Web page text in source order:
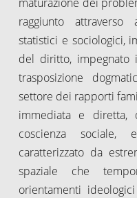
raggiunto
statistici e sociologici,
del diritto,
trasposizione
settore dei rapporti
immediata e diretta,
coscienza sociale,
caratterizzato da
spaziale che
orientamenti